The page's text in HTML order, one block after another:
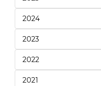
2024
2023
2022
2021